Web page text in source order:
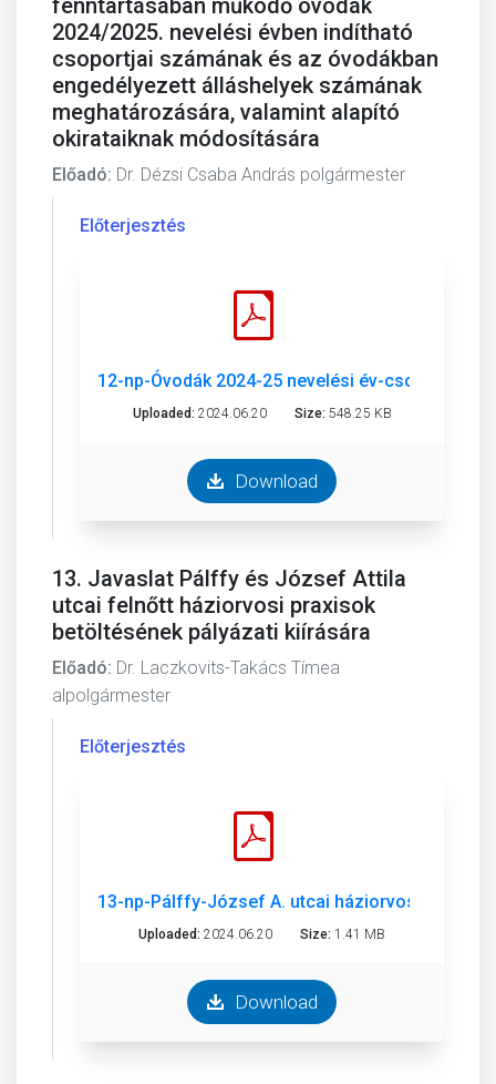
fenntartásában működő óvodák
2024/2025. nevelési évben indítható
csoportjai számának és az óvodákban
engedélyezett álláshelyek számának
meghatározására, valamint alapító
okirataiknak módosítására
Előadó: Dr. Dézsi Csaba András polgármester
Előterjesztés
12-np-Óvodák 2024-25 nevelési év-csoportok-
Uploaded: 2024.06.20 Size: 548.25 KB
Download
13. Javaslat Pálffy és József Attila
utcai felnőtt háziorvosi praxisok
betöltésének pályázati kiírására
Előadó: Dr. Laczkovits-Takács Tímea
alpolgármester
Előterjesztés
13-np-Pálffy-József A. utcai háziorvosi
Uploaded: 2024.06.20 Size: 1.41 MB
Download